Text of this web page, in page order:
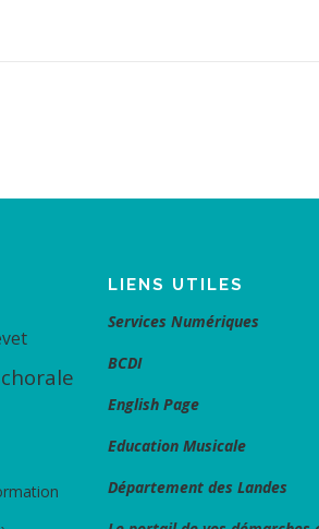
chorale
LIENS UTILES
Services Numériques
BCDI
English Page
Education Musicale
Département des Landes